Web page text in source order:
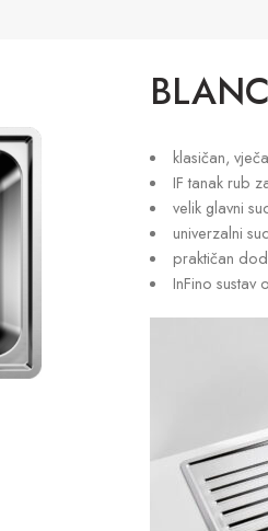
klasičan,
IF tanak rub
velik glavni
univerzalni
praktičan
InFino